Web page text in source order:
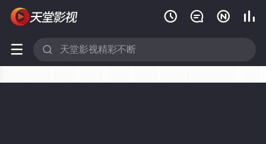
   
 